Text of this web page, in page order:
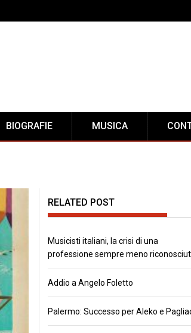
BIOGRAFIE MUSICA
RELATED POST
Musicisti italiani, la crisi di una
professione sempre meno
Addio a Angelo Foletto
Palermo: Successo per Aleko e